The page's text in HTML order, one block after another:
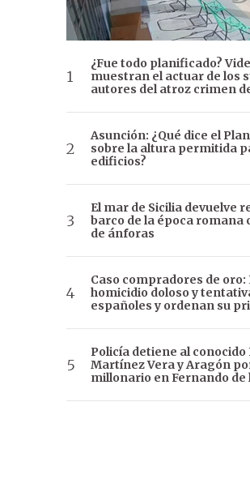
¿Fue todo planificado?
muestran el actuar de los
autores del atroz crimen
Asunción: ¿Qué dice el
sobre la altura permitida
edificios?
El mar de Sicilia devuelve
barco de la época romana
de ánforas
Caso compradores de
homicidio doloso y
españoles y ordenan su
Policía detiene al conocido
Martínez Vera y Aragón
millonario en Fernando de